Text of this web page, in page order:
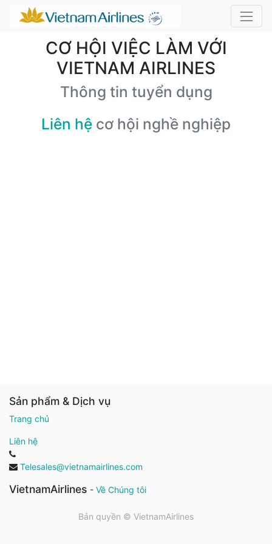
CƠ HỘI VIỆC LÀM VỚI
VIETNAM AIRLINES
Thông tin tuyển dụng
Liên hệ cơ hội nghề nghiệp
Sản phẩm & Dịch vụ
Trang chủ
Liên hệ
Telesales@vietnamairlines.com
VietnamAirlines - Về Chúng tôi
Bản quyền © VietnamAirlines